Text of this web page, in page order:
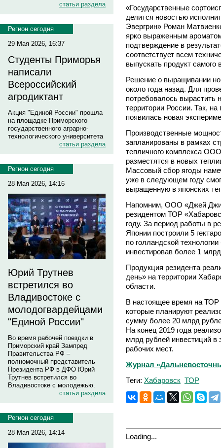
статьи раздела
Регион сегодня
29 Мая 2026, 16:37
Студенты Приморья
написали
Всероссийский
агродиктант
Акция "Единой России" прошла
на площадке Приморского
государственного аграрно-
технологического университета
статьи раздела
Регион сегодня
28 Мая 2026, 14:16
Юрий Трутнев
встретился во
Владивостоке с
молодогвардейцами
"Единой России"
Во время рабочей поездки в
Приморский край Зампред
Правительства РФ –
полномочный представитель
Президента РФ в ДФО Юрий
Трутнев встретился во
Владивостоке с молодежью.
статьи раздела
Регион сегодня
28 Мая 2026, 14:14
«Государственные
делится новостью
Эвергрин» Роман
ярко выраженным
подтверждение в
соответствует всем
выпускать продукт самого
Решение о выращивании
около года назад. Для
потребовалось вырастить
территории России. Так,
появилась новая
Производственные
запланированы в рамках
тепличного комплекса
разместятся в новых
Массовый сбор ягоды
уже в следующем году
выращенную в японских
Напомним, ООО «Джей Джи
резидентом ТОР
году. За период работы в
Японии построили 5
по голландской
инвестировав более 1
Продукция резидента
день» на территории
области.
В настоящее время на ТОР
которые планируют
сумму более 20 млрд
На конец 2019 года
млрд рублей инвестиций в
рабочих мест.
Журнал
Теги: Хабаровск ТОР
Loading...